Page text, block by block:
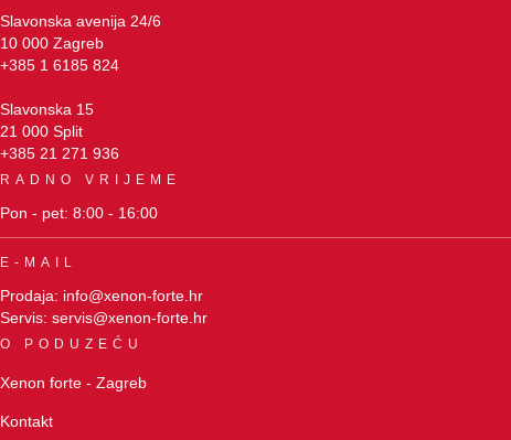
Slavonska avenija 24/6
10 000 Zagreb
+385 1 6185 824
Slavonska 15
21 000 Split
+385 21 271 936
RADNO VRIJEME
Pon - pet: 8:00 - 16:00
E-MAIL
Prodaja: info@xenon-forte.hr
Servis: servis@xenon-forte.hr
O PODUZEĆU
Xenon forte - Zagreb
Kontakt